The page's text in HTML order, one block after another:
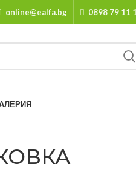
online@ealfa.bg 0898 79 11